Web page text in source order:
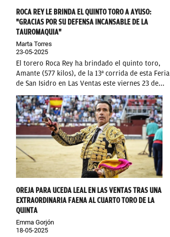
ROCA REY LE BRINDA EL QUINTO TORO A AYUSO:
"GRACIAS POR SU DEFENSA INCANSABLE DE LA
TAUROMAQUIA"
Marta Torres
23-05-2025
El torero Roca Rey ha brindado el quinto toro,
Amante (577 kilos), de la 13ª corrida de esta Feria
de San Isidro en Las Ventas este viernes 23 de...
OREJA PARA UCEDA LEAL EN LAS VENTAS TRAS UNA
EXTRAORDINARIA FAENA AL CUARTO TORO DE LA
QUINTA
Emma Gorjón
18-05-2025